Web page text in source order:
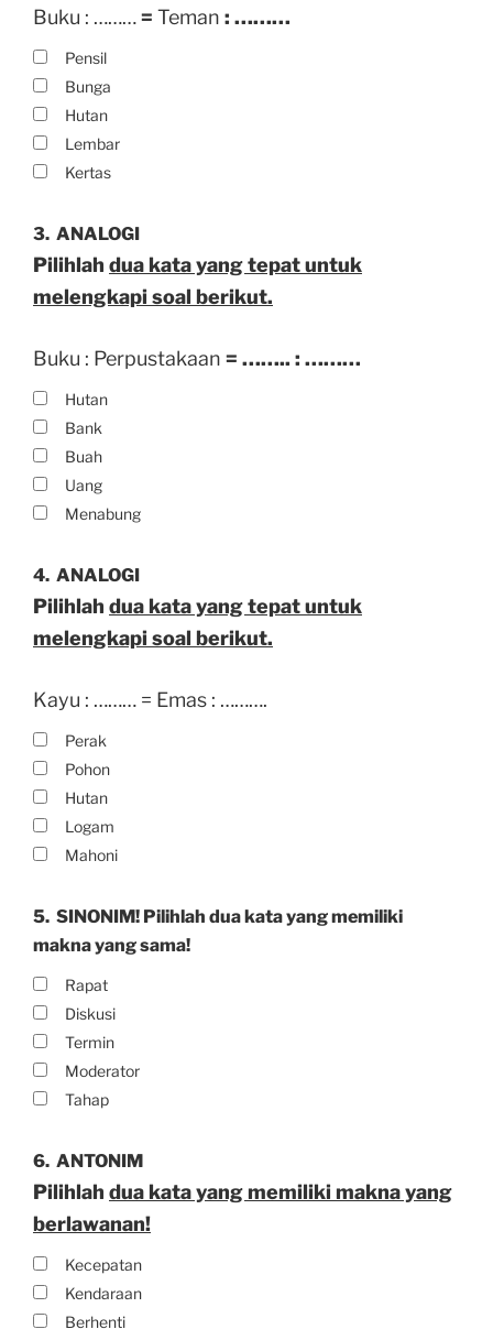
Buku : ………= Teman : ………
Pensil
Bunga
Hutan
Lembar
Kertas
3. ANALOGI
Pilihlah dua kata yang tepat untuk
melengkapi soal berikut.
Buku : Perpustakaan = …….. : ………
Hutan
Bank
Buah
Uang
Menabung
4. ANALOGI
Pilihlah dua kata yang tepat untuk
melengkapi soal berikut.
Kayu : ……… = Emas : ……….
Perak
Pohon
Hutan
Logam
Mahoni
5. SINONIM! Pilihlah dua kata yang memiliki
makna yang sama!
Rapat
Diskusi
Termin
Moderator
Tahap
6. ANTONIM
Pilihlah dua kata yang memiliki makna yang
berlawanan!
Kecepatan
Kendaraan
Berhenti